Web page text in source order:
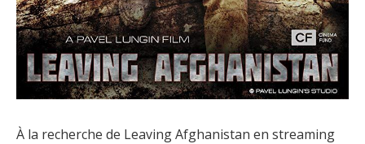
À la recherche de Leaving Afghanistan en streaming